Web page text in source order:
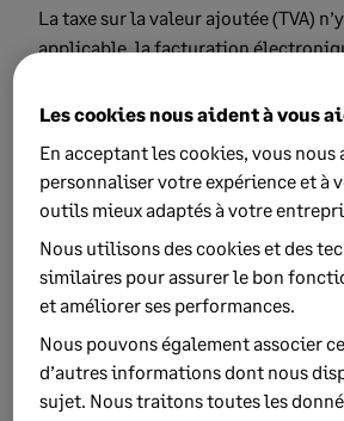
La taxe sur la valeur ajoutée (TVA)
applicable, la facturation
En revanche, la TVA s’applique en
établies entrent donc dans le champ
électronique.
Sans numéro de
une société
la plateforme agréée
Les cookies nous aident à vous
En acceptant les cookies, vous nous
personnaliser votre expérience et à
outils mieux adaptés à votre
Nous utilisons des cookies et des
similaires pour assurer le bon
et améliorer ses performances.
Nous pouvons également associer
d’autres informations dont nous
sujet. Nous traitons toutes les